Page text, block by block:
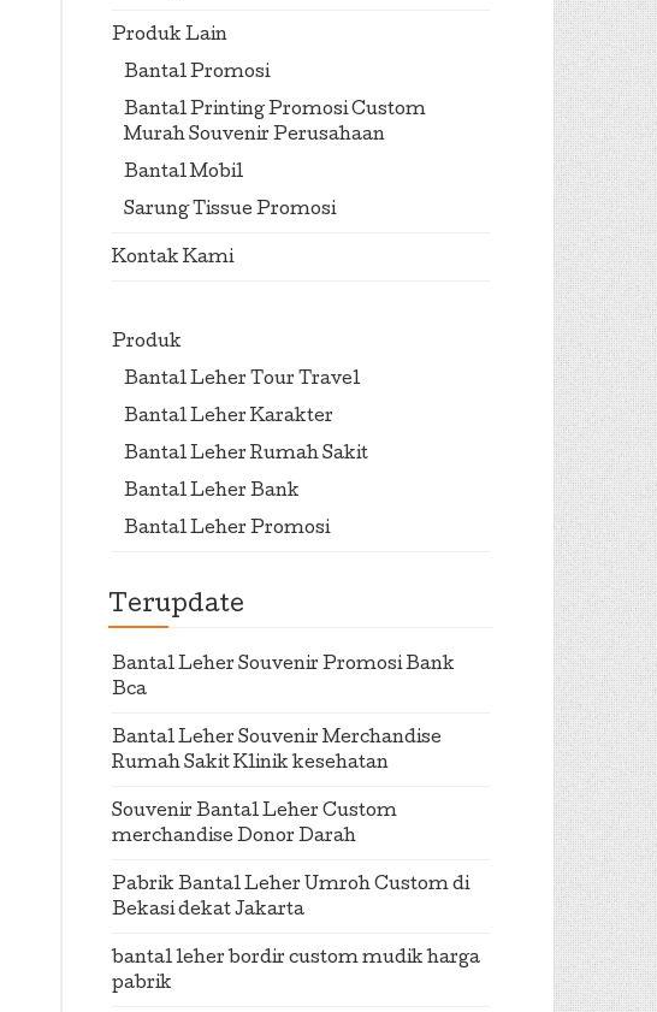
Produk Lain
Bantal Promosi
Bantal Printing Promosi Custom
Murah Souvenir Perusahaan
Bantal Mobil
Sarung Tissue Promosi
Kontak Kami
Produk
Bantal Leher Tour Travel
Bantal Leher Karakter
Bantal Leher Rumah Sakit
Bantal Leher Bank
Bantal Leher Promosi
Terupdate
Bantal Leher Souvenir Promosi Bank
Bca
Bantal Leher Souvenir Merchandise
Rumah Sakit Klinik kesehatan
Souvenir Bantal Leher Custom
merchandise Donor Darah
Pabrik Bantal Leher Umroh Custom di
Bekasi dekat Jakarta
bantal leher bordir custom mudik harga
pabrik